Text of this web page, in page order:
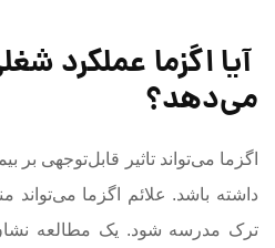
آیا اگزما عملکرد
می‌دهد؟
اگزما می‌تواند تاثیر قابل‌توجهی بر
داشته باشد. علائم اگزما
ترک مدرسه شود. یک مطالعه نشان